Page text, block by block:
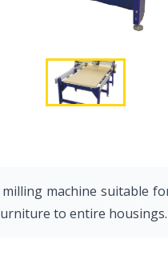
machine suitable
to entire housings.